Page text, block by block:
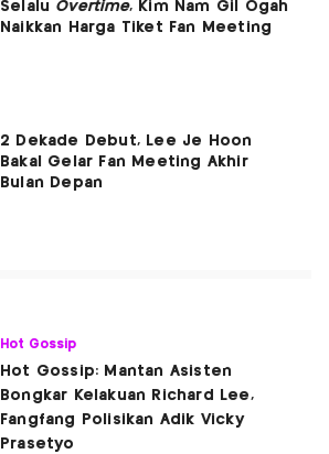
Selalu Overtime, Kim Nam Gil Ogah
Naikkan Harga Tiket Fan Meeting
2 Dekade Debut, Lee Je Hoon
Bakal Gelar Fan Meeting Akhir
Bulan Depan
Hot Gossip
Hot Gossip: Mantan Asisten
Bongkar Kelakuan Richard Lee,
Fangfang Polisikan Adik Vicky
Prasetyo